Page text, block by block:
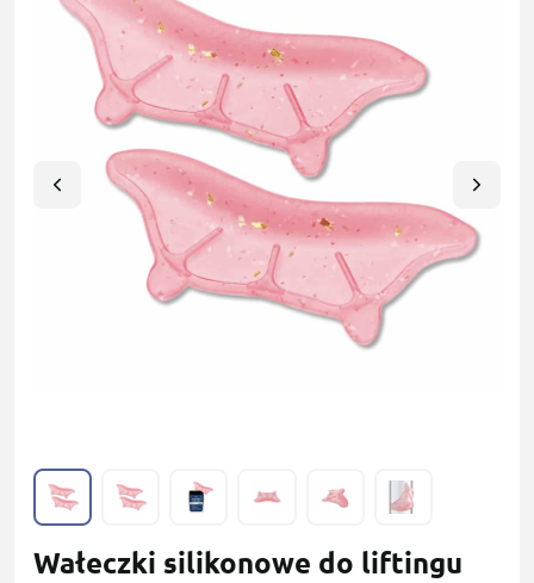
Wałeczki silikonowe do liftingu